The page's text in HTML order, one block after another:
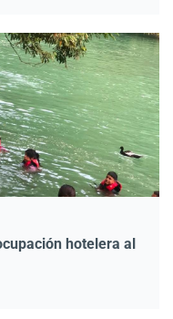
hotelera al